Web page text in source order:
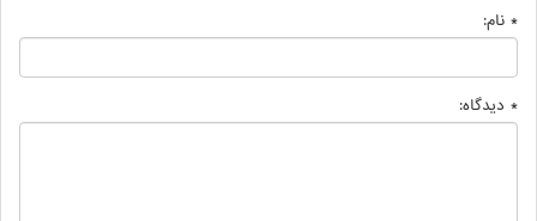
* نام:
* دیدگاه: